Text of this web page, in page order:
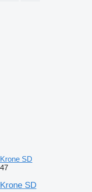
Krone SD
47
Krone SD